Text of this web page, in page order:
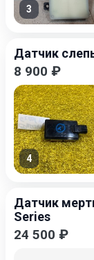
3
Датчик
8 900 ₽
4
Датчик
Series
24 500 ₽